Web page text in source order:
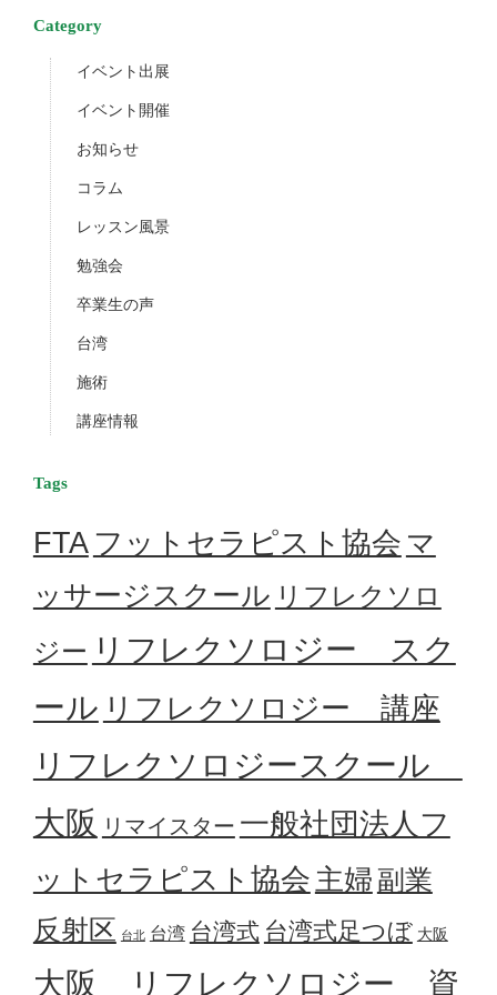
Category
イベント出展
イベント開催
お知らせ
コラム
レッスン風景
勉強会
卒業生の声
台湾
施術
講座情報
Tags
FTA フットセラピスト協会 マ
ッサージスクール リフレクソロ
ジー リフレクソロジー スク
ール リフレクソロジー 講座
リフレクソロジースクール
大阪 リマイスター 一般社団法人フ
ットセラピスト協会 主婦副業
反射区 台北 台湾 台湾式 台湾式足つぼ 大阪
大阪 リフレクソロジー 資